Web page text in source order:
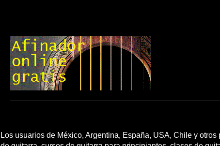
Los usuarios de México, Argentina, España, USA, Chile y